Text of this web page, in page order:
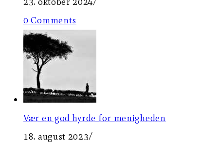
0 Comments
Vær en god hyrde for menigheden
18. august 2023/